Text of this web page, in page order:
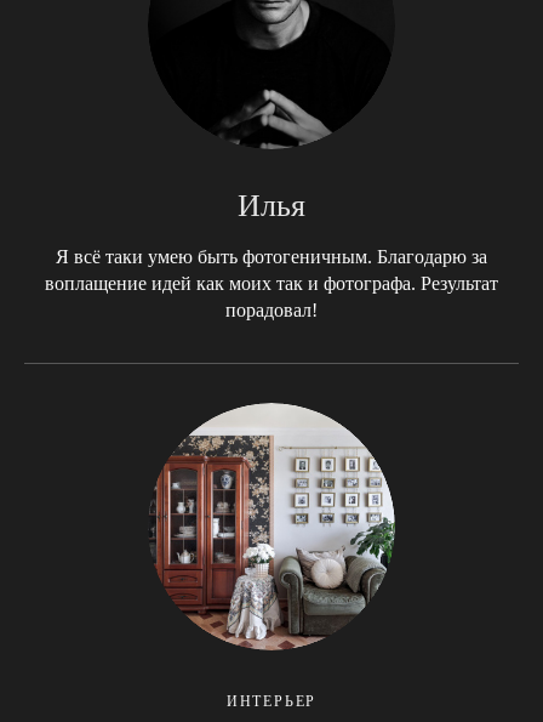
Илья
Я всё таки умею быть фотогеничным. Благодарю за
воплащение идей как моих так и фотографа. Результат
порадовал!
ИНТЕРЬЕР